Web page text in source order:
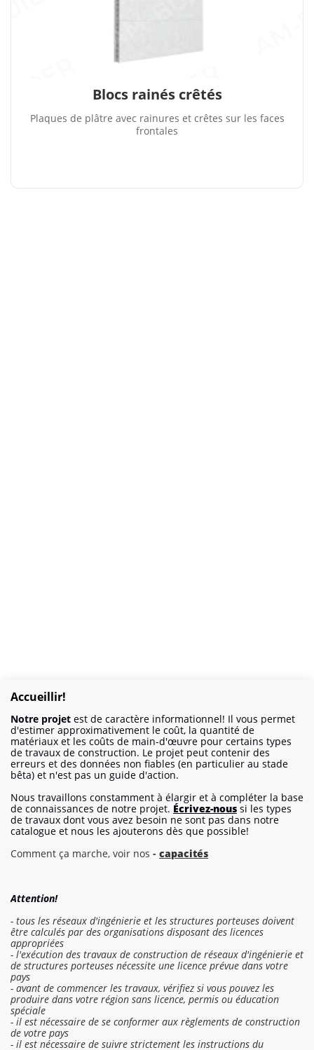
Blocs rainés crêtés
Plaques de plâtre avec rainures et crêtes sur les faces
frontales
Accueillir!
Notre projet est de caractère informationnel! Il vous permet
d'estimer approximativement le coût, la quantité de
matériaux et les coûts de main-d'œuvre pour certains types
de travaux de construction. Le projet peut contenir des
erreurs et des données non fiables (en particulier au stade
bêta) et n'est pas un guide d'action.
Nous travaillons constamment à élargir et à compléter la base
de connaissances de notre projet. Écrivez-nous si les types
de travaux dont vous avez besoin ne sont pas dans notre
catalogue et nous les ajouterons dès que possible!
Comment ça marche, voir nos - capacités
Attention!
- tous les réseaux d'ingénierie et les structures porteuses doivent
être calculés par des organisations disposant des licences
appropriées
- l'exécution des travaux de construction de réseaux d'ingénierie et
de structures porteuses nécessite une licence prévue dans votre
pays
- avant de commencer les travaux, vérifiez si vous pouvez les
produire dans votre région sans licence, permis ou éducation
spéciale
- il est nécessaire de se conformer aux règlements de construction
de votre pays
- il est nécessaire de suivre strictement les instructions du